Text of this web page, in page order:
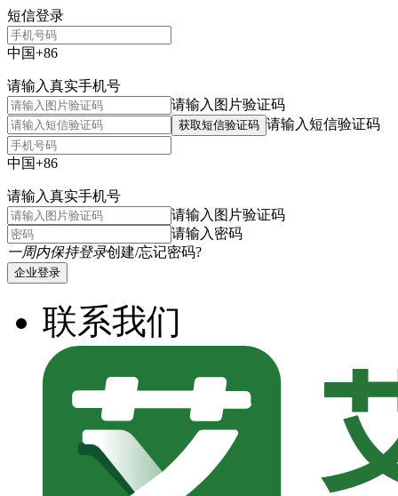
短信登录
中国+86
请输入真实手机号
请输入图片验证码
获取短信验证码 请输入短信验证码
中国+86
请输入真实手机号
请输入图片验证码
请输入密码
一周内保持登录创建/忘记密码?
企业登录
联系我们